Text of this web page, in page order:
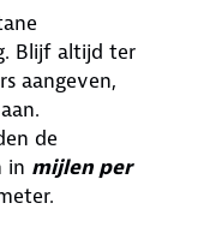
Blijf altijd ter
aangeven,
de
in mijlen per